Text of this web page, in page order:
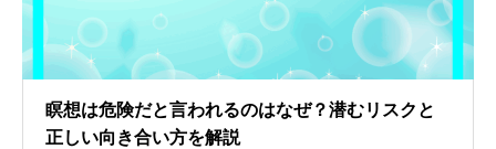
瞑想は危険だと言われるのはなぜ？潜むリスクと
正しい向き合い方を解説